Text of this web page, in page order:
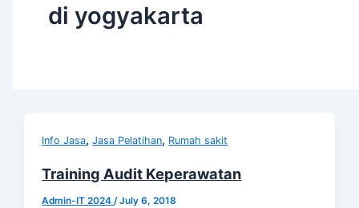
di yogyakarta
Info Jasa,Jasa Pelatihan, Rumah sakit
Training Audit Keperawatan
Admin-IT 2024/July 6, 2018